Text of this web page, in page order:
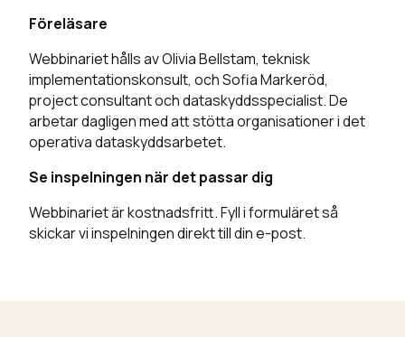
Föreläsare
Webbinariet hålls av Olivia Bellstam, teknisk
implementationskonsult, och Sofia Markeröd,
project consultant och dataskyddsspecialist. De
arbetar dagligen med att stötta organisationer i det
operativa dataskyddsarbetet.
Se inspelningen när det passar dig
Webbinariet är kostnadsfritt. Fyll i formuläret så
skickar vi inspelningen direkt till din e-post.